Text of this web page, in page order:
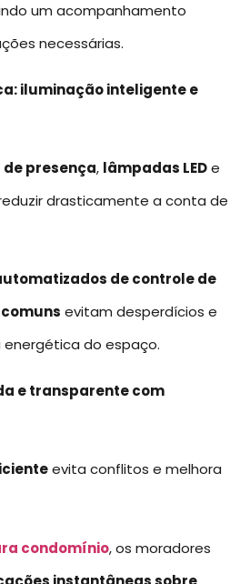
um acompanhamento
necessárias.
iluminação inteligente e
de presença, lâmpadas LEDe
drasticamente a conta de
de controle de
evitam desperdícios e
do espaço.
e transparente com
evita conflitos e melhora
condomínio, os moradores